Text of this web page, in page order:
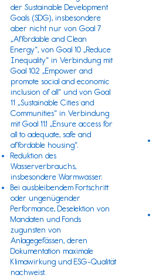
der Sustainable Development
Goals (SDG), insbesondere
aber nicht nur von Goal 7
„Affordable and Clean
Energy“, von Goal 10 „Reduce
Inequality“ in Verbindung mit
Goal 10.2 „Empower and
promote social and economic
inclusion of all“ und von Goal
11 „Sustainable Cities and
Communities“ in Verbindung
mit Goal 11.1 „Ensure access for
all to adequate, safe and
affordable housing“.
Reduktion des
Wasserverbrauchs,
insbesondere Warmwasser.
Bei ausbleibendem Fortschritt
oder ungenügender
Performance, Deselektion von
Mandaten und Fonds
zugunsten von
Anlagegefässen, deren
Dokumentation maximale
Klimawirkung und ESG-Qualität
nachweist.